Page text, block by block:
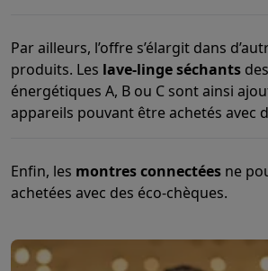
Montres connectéesMontres
MobilitéTrottinettes électriques
Sécurité & protectionCaméras de
Paiement connectéTerminaux de
Divertissement
Enceintes
Cuisine
Réfrigérateurs connectés Lave-
Lave-linge connectés
Éco-chèques
Par ailleurs, l’offre s’élargit dans
produits. Les lave-linge séchants
énergétiques A, B ou C sont ainsi
appareils pouvant être achetés avec
Enfin, les montres connectées ne
achetées avec des éco-chèques.